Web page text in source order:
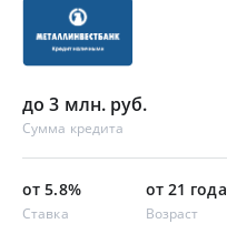
до 3 млн. руб.
Сумма кредита
от 5.8%
Ставка
от 21 года
Возраст